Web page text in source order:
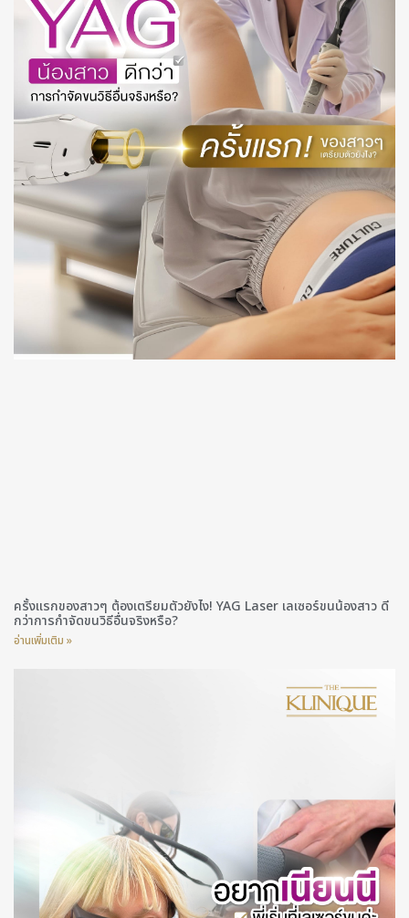
ครั้งแรกของสาวๆ ต้องเตรียมตัวยังไง! YAG Laser เลเซอร์ขนน้องสาว ดี
กว่าการกำจัดขนวิธีอื่นจริงหรือ?
อ่านเพิ่มเติม »